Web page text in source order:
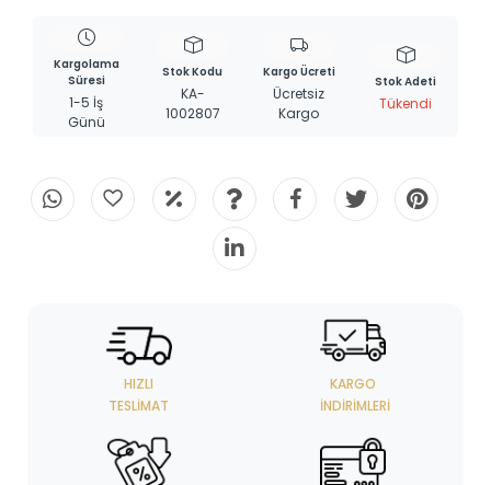
Kargolama
Süresi
1-5 İş
Günü
Stok Kodu
KA-
1002807
Kargo Ücreti
Ücretsiz
Kargo
Stok Adeti
Tükendi
HIZLI
TESLIMAT
KARGO
İNDIRIMLERI